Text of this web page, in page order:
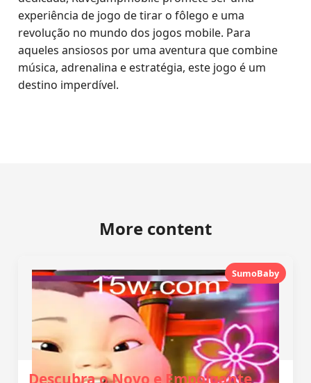
experiência de jogo de tirar o fôlego e uma
revolução no mundo dos jogos mobile. Para
aqueles ansiosos por uma aventura que combine
música, adrenalina e estratégia, este jogo é um
destino imperdível.
More content
SumoBaby
Descubra o Novo e Empolgante